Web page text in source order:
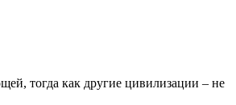
тогда как другие цивилизации – не